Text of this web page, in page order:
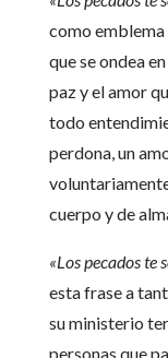
como emblema
que se ondea
paz y el amor
todo
perdona, un
cuerpo y de
«Los pecados te
esta frase a
su ministerio
personas que